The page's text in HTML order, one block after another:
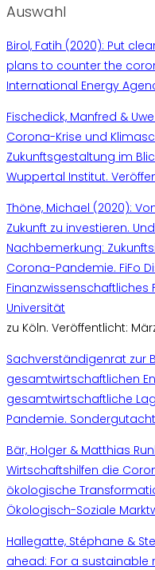
Auswahl
Birol, Fatih (2020): Put
plans to counter the
International Energy
Fischedick, Manfred &
Corona-Krise und
Zukunftsgestaltung im
Wuppertal Institut.
Thöne, Michael (2020):
Zukunft zu investieren.
Nachbemerkung:
Corona-Pandemie. FiFo
Universität
zu Köln. Veröffentlicht:
Sachverständigenrat zur
gesamtwirtschaftlichen
gesamtwirtschaftliche
Pandemie.
Bär, Holger & Matthias
Wirtschaftshilfen die
ökologische
Ökologisch-Soziale
Hallegatte, Stéphane &
ahead: For a sustainable